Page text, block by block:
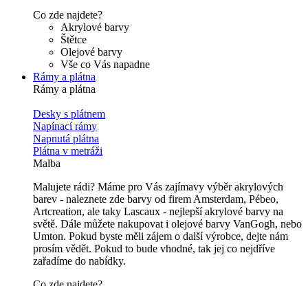
Co zde najdete?
Akrylové barvy
Štětce
Olejové barvy
Vše co Vás napadne
Rámy a plátna
Rámy a plátna
Desky s plátnem
Napínací rámy
Napnutá plátna
Plátna v metráži
Malba
Malujete rádi? Máme pro Vás zajímavy výběr akrylových
barev - naleznete zde barvy od firem Amsterdam, Pébeo,
Artcreation, ale taky Lascaux - nejlepší akrylové barvy na
světě. Dále můžete nakupovat i olejové barvy VanGogh, nebo
Umton. Pokud byste měli zájem o další výrobce, dejte nám
prosím vědět. Pokud to bude vhodné, tak jej co nejdříve
zařadíme do nabídky.